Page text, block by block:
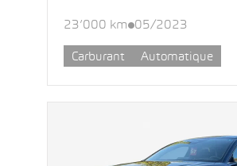
23’000 km 05/2023
Carburant Automatique